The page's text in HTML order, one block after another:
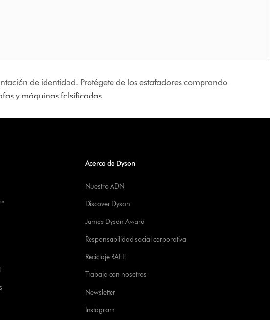
de identidad. Protégete de los estafadores comprando
y máquinas falsificadas
Acerca de Dyson
Nuestro ADN
Discover Dyson
James Dyson Award
Responsabilidad social corporativa
Reciclaje RAEE
Trabaja con nosotros
Newsletter
Instagram